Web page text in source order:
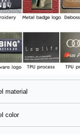
material
color